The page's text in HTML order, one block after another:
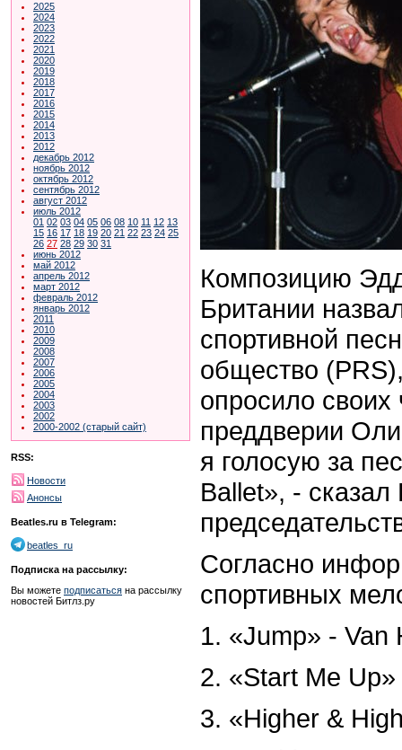
2025
2024
2023
2022
2021
2020
2019
2018
2017
2016
2015
2014
2013
2012
декабрь 2012
ноябрь 2012
октябрь 2012
сентябрь 2012
август 2012
июль 2012
01 02 03 04 05 06 08 10 11 12 13
15 16 17 18 19 20 21 22 23 24 25
26 27 28 29 30 31
июнь 2012
май 2012
апрель 2012
март 2012
февраль 2012
январь 2012
2011
2010
2009
2008
2007
2006
2005
2004
2003
2002
2000-2002 (старый сайт)
RSS:
Новости
Анонсы
Beatles.ru в Telegram:
beatles_ru
Подписка на рассылку:
Вы можете подписаться на рассылку
новостей Битлз.ру
Композицию
Британии
спортивной
общество
опросило
преддверии
я голосую за
Ballet», -
Согласно
спортивных
1. «Jump» - Van
2. «Start Me
3. «Higher &